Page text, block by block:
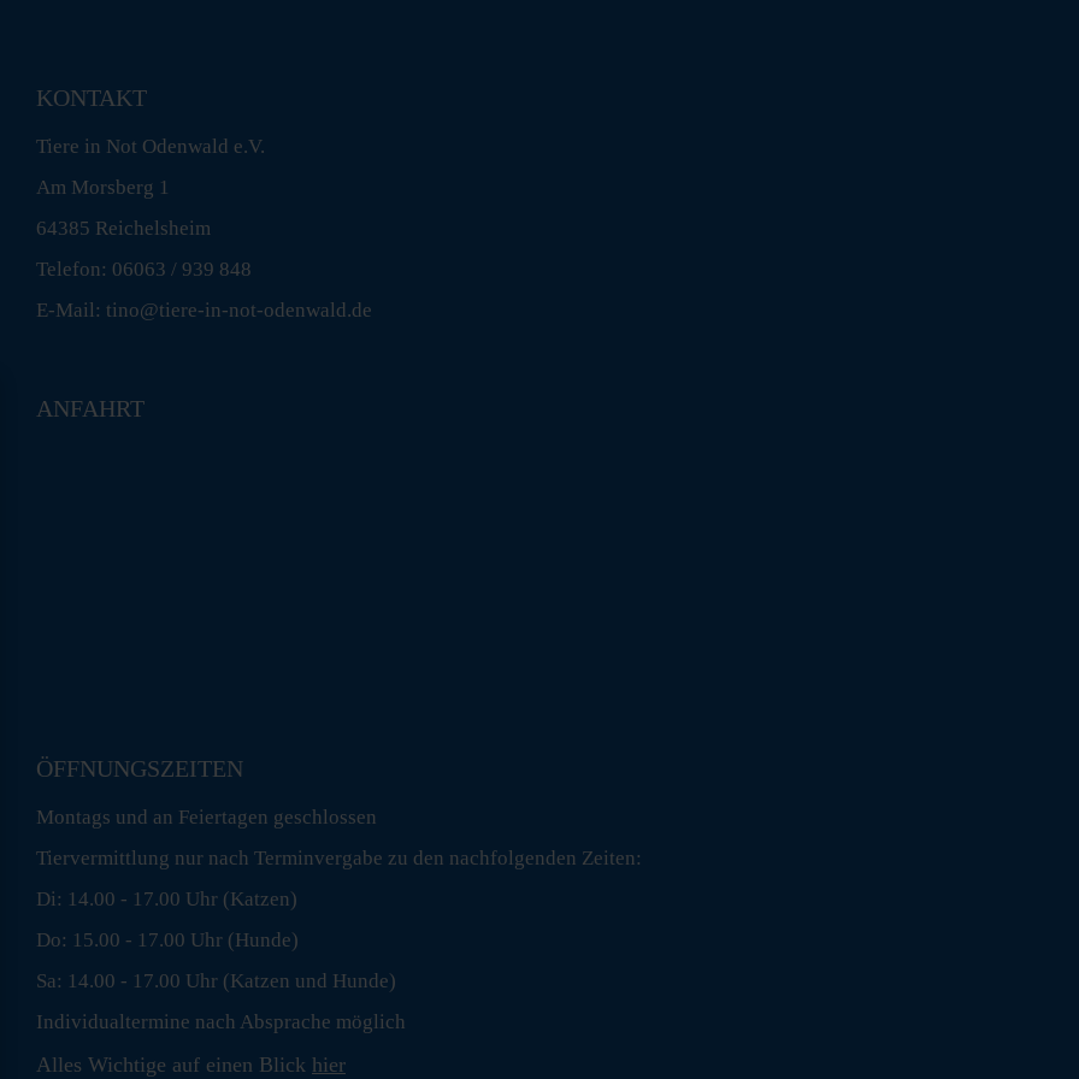
KONTAKT
Tiere in Not Odenwald e.V.
Am Morsberg 1
64385 Reichelsheim
Telefon: 06063 / 939 848
E-Mail: tino@tiere-in-not-odenwald.de
ANFAHRT
ÖFFNUNGSZEITEN
Montags und an Feiertagen geschlossen
Tiervermittlung nur nach Terminvergabe zu den nachfolgenden Zeiten:
Di: 14.00 - 17.00 Uhr (Katzen)
Do: 15.00 - 17.00 Uhr (Hunde)
Sa: 14.00 - 17.00 Uhr (Katzen und Hunde)
Individualtermine nach Absprache möglich
Alles Wichtige auf einen Blick hier